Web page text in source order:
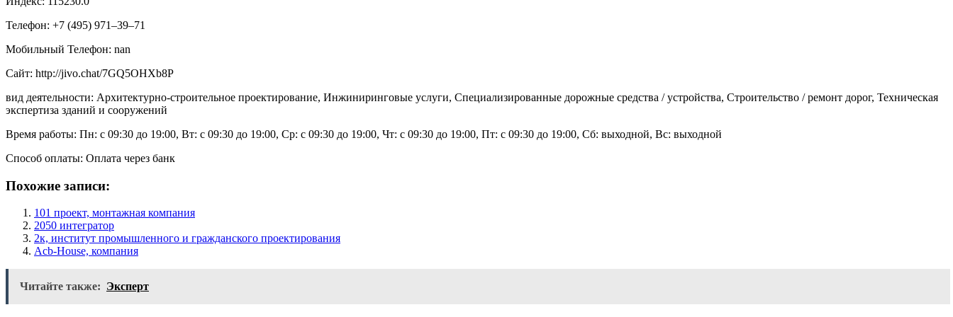
Телефон: +7 (495) 971‒39‒71
Мобильный Телефон: nan
Сайт: http://jivo.chat/7GQ5OHXb8P
вид деятельности: Архитектурно-строительное проектирование, Инжиниринговые услуги, Специализированные дорожные средства / устройства, Строительство / ремонт дорог, Техническая
экспертиза зданий и сооружений
Время работы: Пн: с 09:30 до 19:00, Вт: с 09:30 до 19:00, Ср: с 09:30 до 19:00, Чт: с 09:30 до 19:00, Пт: с 09:30 до 19:00, Сб: выходной, Вс: выходной
Способ оплаты: Оплата через банк
Похожие записи:
101 проект, монтажная компания
2050 интегратор
2к, институт промышленного и гражданского проектирования
Acb-House, компания
Читайте также: Эксперт